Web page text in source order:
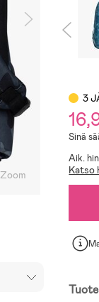
Zoom
3
Sinä
Aik.
Katso